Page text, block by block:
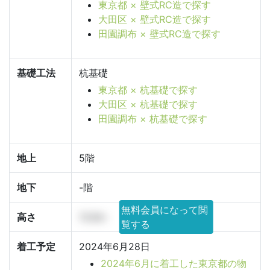
東京都 × 壁式RC造で探す
大田区 × 壁式RC造で探す
田園調布 × 壁式RC造で探す
基礎工法
杭基礎
東京都 × 杭基礎で探す
大田区 × 杭基礎で探す
田園調布 × 杭基礎で探す
地上 5階
地下 -階
高さ
無料会員になって閲
覧する
着工予定
2024年6月28日
2024年6月に着工した東京都の物